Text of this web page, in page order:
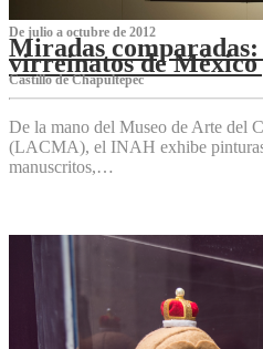
De julio a octubre de 2012
Miradas
virreinatos de México
Castillo de Chapultepec
De la mano del Museo de Arte del
(LACMA), el INAH exhibe
manuscritos,…